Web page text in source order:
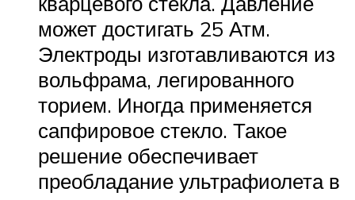
может достигать 25 Атм.
Электроды изготавливаются из
вольфрама, легированного
торием. Иногда применяется
сапфировое стекло. Такое
решение обеспечивает
преобладание ультрафиолета в